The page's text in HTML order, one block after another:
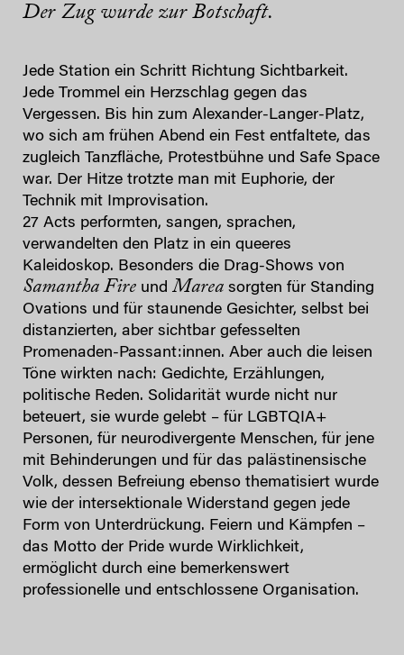
Der Zug wurde zur Botschaft.
Jede Station ein Schritt Richtung Sichtbarkeit.
Jede Trommel ein Herzschlag gegen das
Vergessen. Bis hin zum Alexander-Langer-Platz,
wo sich am frühen Abend ein Fest entfaltete, das
zugleich Tanzfläche, Protestbühne und Safe Space
war. Der Hitze trotzte man mit Euphorie, der
Technik mit Improvisation.
27 Acts performten, sangen, sprachen,
verwandelten den Platz in ein queeres
Kaleidoskop. Besonders die Drag-Shows von
Samantha Fire und Marea sorgten für Standing
Ovations und für staunende Gesichter, selbst bei
distanzierten, aber sichtbar gefesselten
Promenaden-Passant:innen. Aber auch die leisen
Töne wirkten nach: Gedichte, Erzählungen,
politische Reden. Solidarität wurde nicht nur
beteuert, sie wurde gelebt – für LGBTQIA+
Personen, für neurodivergente Menschen, für jene
mit Behinderungen und für das palästinensische
Volk, dessen Befreiung ebenso thematisiert wurde
wie der intersektionale Widerstand gegen jede
Form von Unterdrückung. Feiern und Kämpfen ­–
das Motto der Pride wurde Wirklichkeit,
ermöglicht durch eine bemerkenswert
professionelle und entschlossene Organisation.